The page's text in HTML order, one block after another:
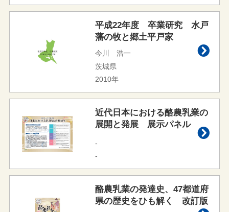
平成22年度 卒業研究 水戸
藩の牧と郷土平戸家
今川 浩一
茨城県
2010年
近代日本における酪農乳業の
展開と発展 展示パネル
-
-
酪農乳業の発達史、47都道府
県の歴史をひも解く 改訂版